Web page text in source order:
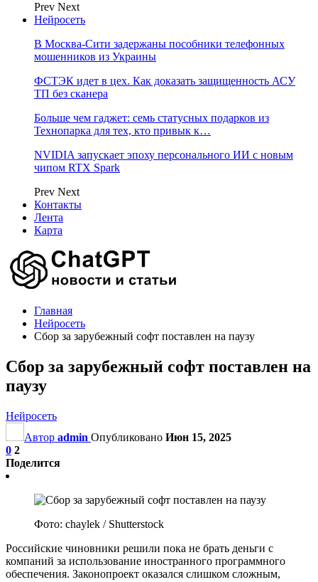
Prev Next
Нейросеть
В Москва-Сити задержаны пособники телефонных
мошенников из Украины
ФСТЭК идет в цех. Как доказать защищенность АСУ
ТП без сканера
Больше чем гаджет: семь статусных подарков из
Технопарка для тех, кто привык к…
NVIDIA запускает эпоху персонального ИИ с новым
чипом RTX Spark
Prev Next
Контакты
Лента
Карта
Главная
Нейросеть
Сбор за зарубежный софт поставлен на паузу
Сбор за зарубежный софт поставлен на
паузу
Нейросеть
Автор admin Опубликовано Июн 15, 2025
0 2
Поделится
Фото: chaylek / Shutterstock
Российские чиновники решили пока не брать деньги с
компаний за использование иностранного программного
обеспечения. Законопроект оказался слишком сложным,